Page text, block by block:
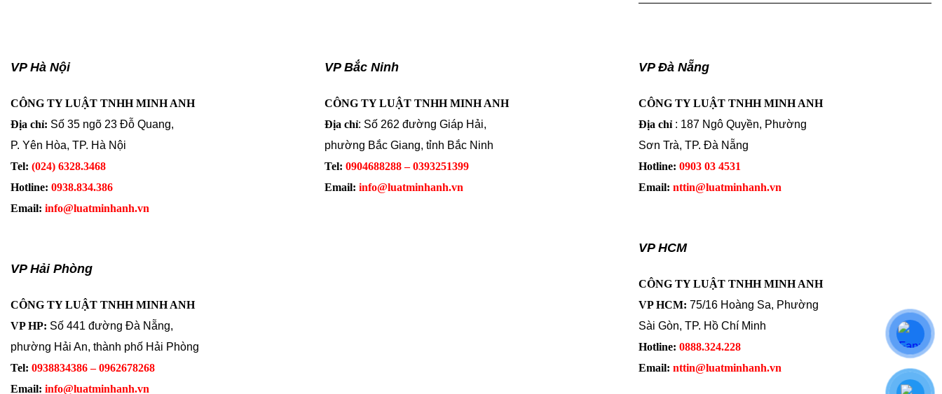
VP Hà Nội
CÔNG TY LUẬT TNHH MINH ANH
Địa chỉ: Số 35 ngõ 23 Đỗ Quang,
P. Yên Hòa, TP. Hà Nội
Tel: (024) 6328.3468
Hotline: 0938.834.386
Email: info@luatminhanh.vn
VP Hải Phòng
CÔNG TY LUẬT TNHH MINH ANH
VP HP: Số 441 đường Đà Nẵng,
phường Hải An, thành phố Hải Phòng
Tel: 0938834386 – 0962678268
Email: info@luatminhanh.vn
VP Bắc Ninh
CÔNG TY LUẬT TNHH MINH ANH
Địa chỉ: Số 262 đường Giáp Hải,
phường Bắc Giang, tỉnh Bắc Ninh
Tel: 0904688288 – 0393251399
Email: info@luatminhanh.vn
VP Đà Nẵng
CÔNG TY LUẬT TNHH MINH ANH
Địa chỉ : 187 Ngô Quyền, Phường
Sơn Trà, TP. Đà Nẵng
Hotline: 0903 03 4531
Email: nttin@luatminhanh.vn
VP HCM
CÔNG TY LUẬT TNHH MINH ANH
VP HCM: 75/16 Hoàng Sa, Phường
Sài Gòn, TP. Hồ Chí Minh
Hotline: 0888.324.228
Email: nttin@luatminhanh.vn